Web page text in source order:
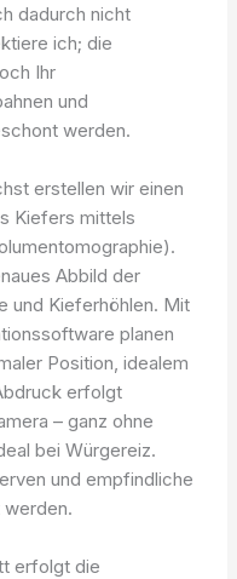
dadurch nicht
ich; die
Ihr
und
werden.
erstellen wir einen
Kiefers mittels
Abbild der
und Kieferhöhlen. Mit
planen
Position, idealem
erfolgt
– ganz ohne
bei Würgereiz.
und empfindliche
erfolgt die